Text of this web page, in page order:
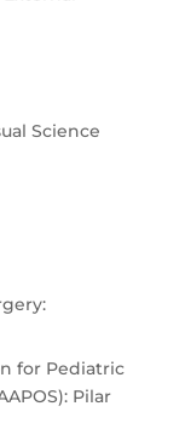
Science
for Pediatric
Pilar